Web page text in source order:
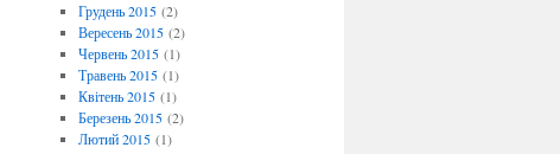
Грудень 2015(2)
Вересень 2015(2)
Червень 2015(1)
Травень 2015(1)
Квітень 2015(1)
Березень 2015(2)
Лютий 2015(1)